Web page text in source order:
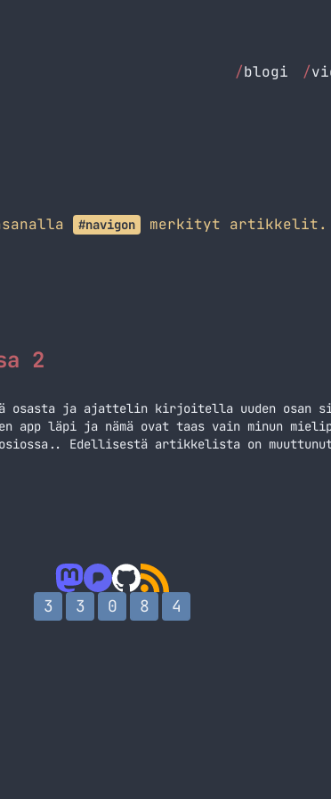
/blogi /
#navigon
merkityt artikkelit.
2
osasta ja ajattelin kirjoitella uuden osan
app läpi ja nämä ovat taas vain minun
Edellisestä artikkelista on muuttunut
päivittynyt jo 4.1 versioon asti. App… Jatka
3 3 0 8 4